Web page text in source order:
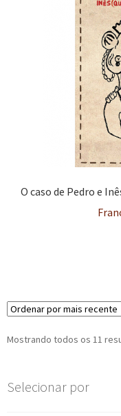
O caso de Pedro e
Mostrando todos os 11
Selecionar por